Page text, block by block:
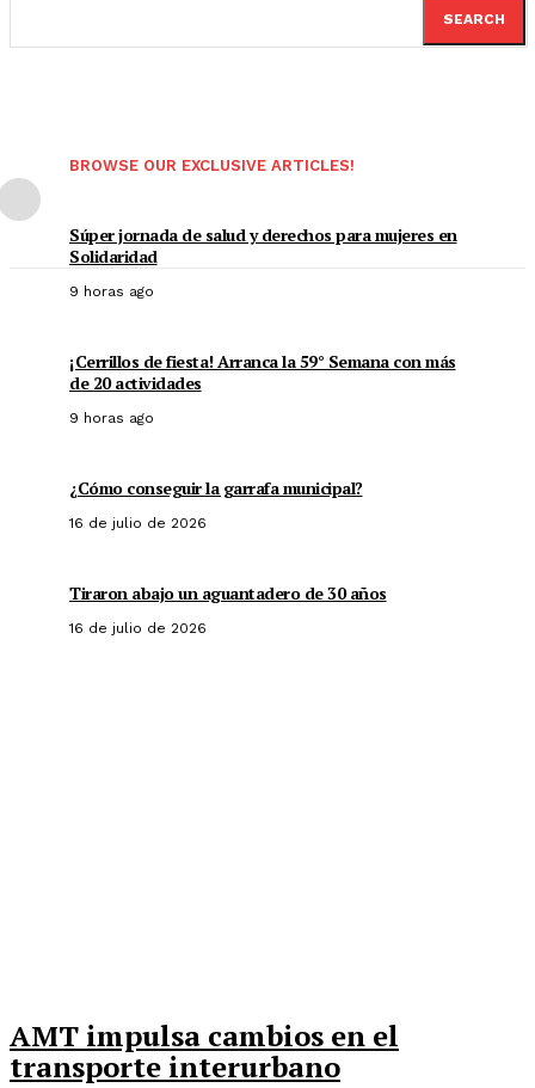
SEARCH
BROWSE OUR EXCLUSIVE ARTICLES!
Súper jornada de salud y derechos para mujeres en
Solidaridad
9 horas ago
¡Cerrillos de fiesta! Arranca la 59° Semana con más
de 20 actividades
9 horas ago
¿Cómo conseguir la garrafa municipal?
16 de julio de 2026
Tiraron abajo un aguantadero de 30 años
16 de julio de 2026
AMT impulsa cambios en el
transporte interurbano